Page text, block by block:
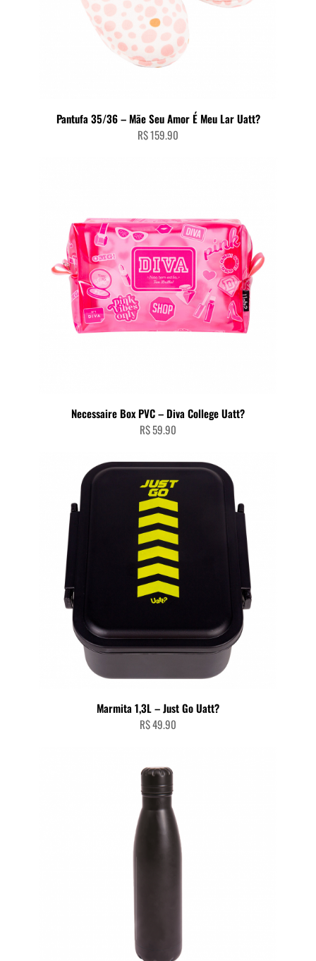
Pantufa 35/36 – Mãe Seu Amor É Meu Lar Uatt?
R$159.90
Necessaire Box PVC – Diva College Uatt?
R$59.90
Marmita 1,3L – Just Go Uatt?
R$49.90